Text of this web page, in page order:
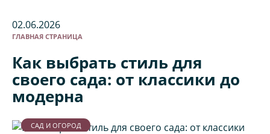
02.06.2026
ГЛАВНАЯ СТРАНИЦА
Как выбрать стиль для
своего сада: от классики до
модерна
САД И ОГОРОД